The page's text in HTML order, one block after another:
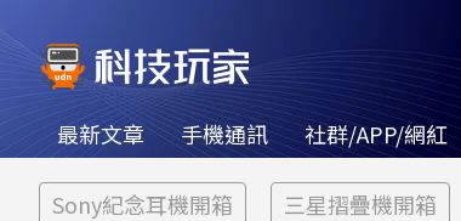
最新文章 手機通訊 社群/APP/網紅
Sony紀念耳機開箱 三星摺疊機開箱